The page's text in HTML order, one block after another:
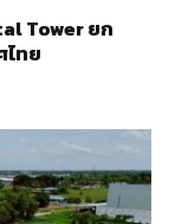
Tower ยก
ไทย